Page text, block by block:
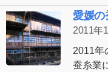
愛媛の
2011年
2011年
蚕糸業